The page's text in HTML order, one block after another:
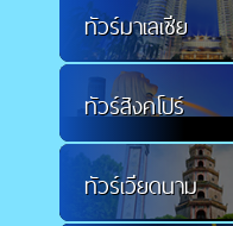
ทัวร์มาเลเซีย
ทัวร์สิงคโปร์
ทัวร์เวียดนาม